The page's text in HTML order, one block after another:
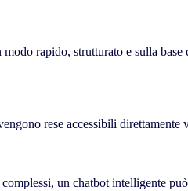
rapido, strutturato e sulla
rese accessibili
un chatbot intelligente